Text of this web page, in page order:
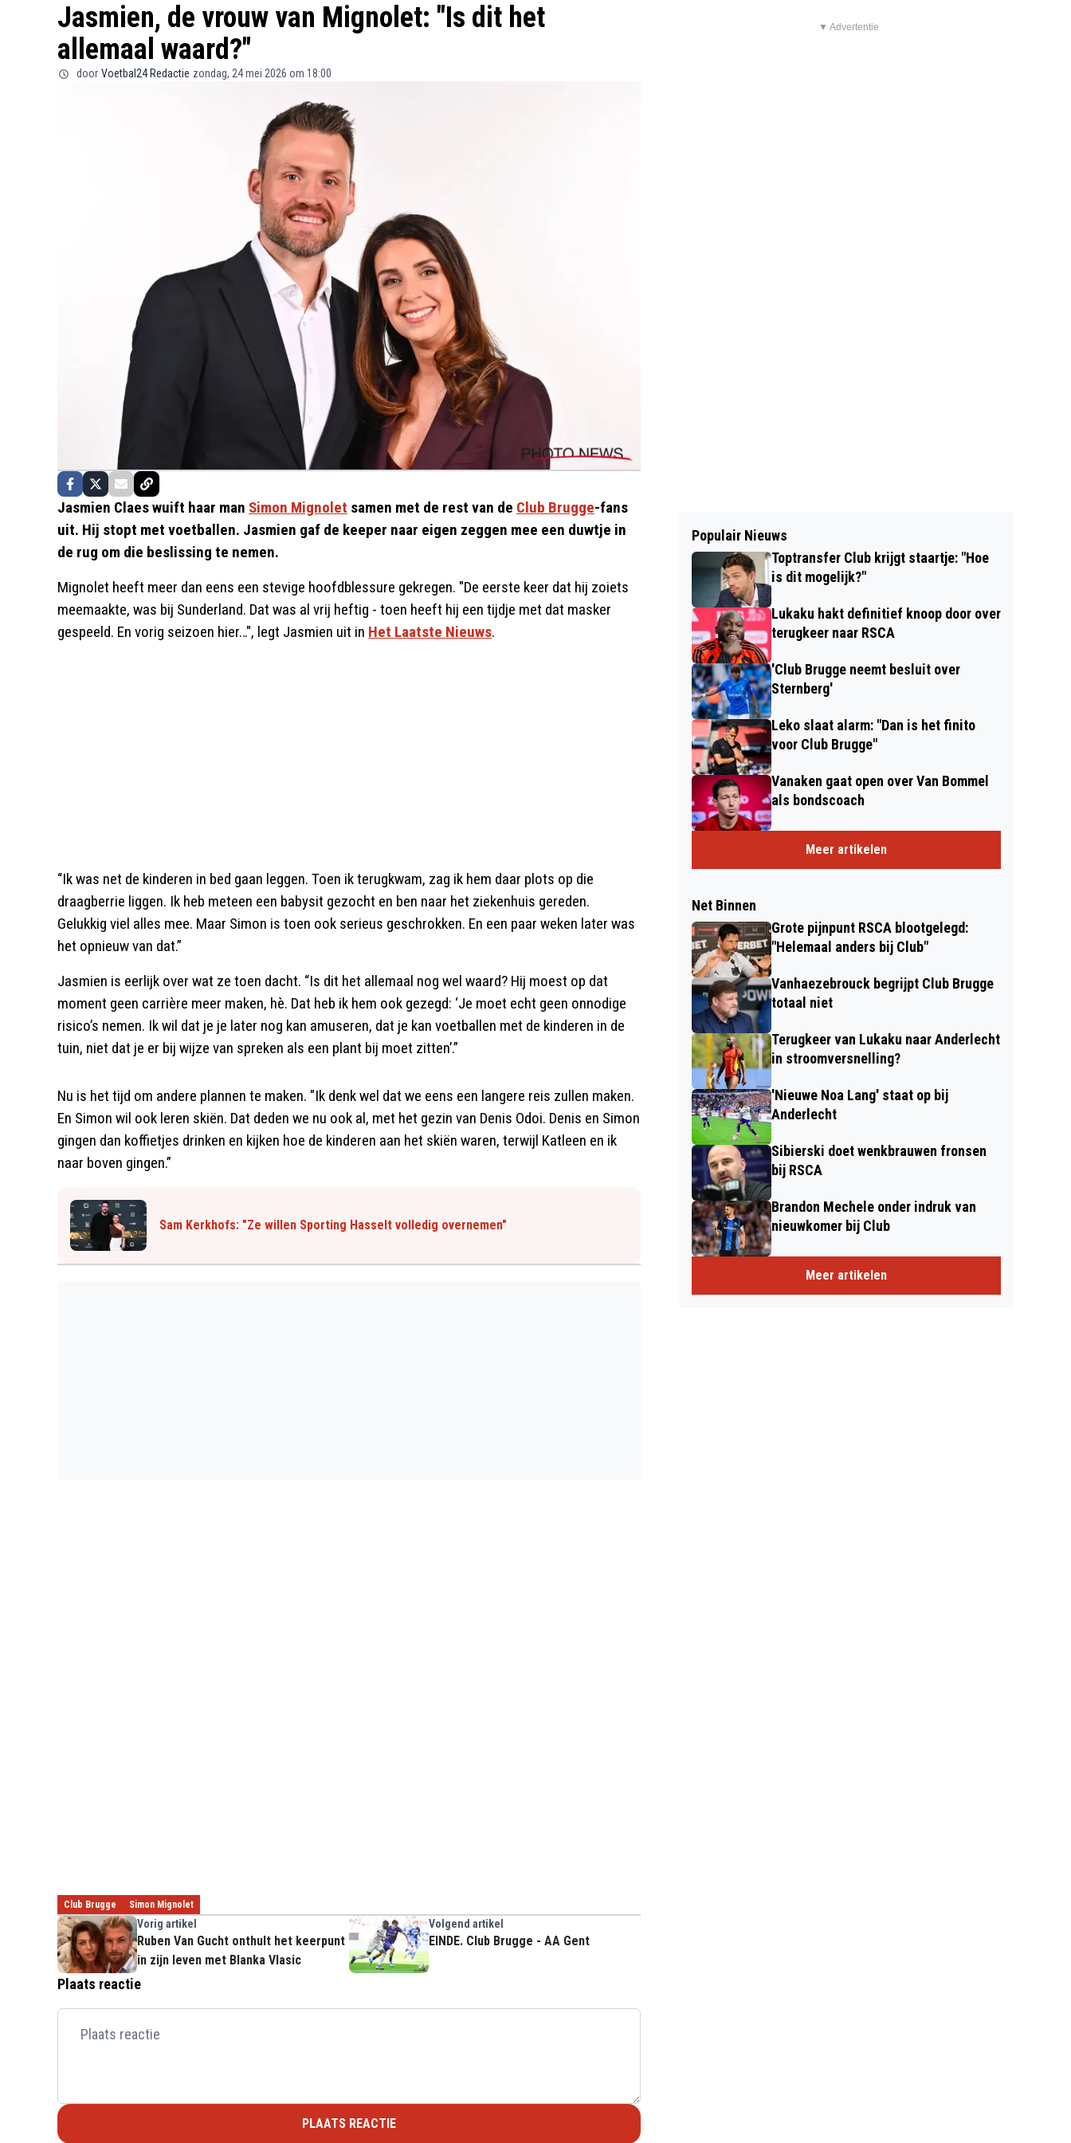
Jasmien, de vrouw van Mignolet: "Is dit het
allemaal waard?"
door Voetbal24 Redactie zondag, 24 mei 2026 om 18:00
Jasmien Claes wuift haar man Simon Mignolet samen met de rest van de Club Brugge-fans
uit. Hij stopt met voetballen. Jasmien gaf de keeper naar eigen zeggen mee een duwtje in
de rug om die beslissing te nemen.
Mignolet heeft meer dan eens een stevige hoofdblessure gekregen. "De eerste keer dat hij zoiets
meemaakte, was bij Sunderland. Dat was al vrij heftig - toen heeft hij een tijdje met dat masker
gespeeld. En vorig seizoen hier…", legt Jasmien uit in Het Laatste Nieuws.
“Ik was net de kinderen in bed gaan leggen. Toen ik terugkwam, zag ik hem daar plots op die
draagberrie liggen. Ik heb meteen een babysit gezocht en ben naar het ziekenhuis gereden.
Gelukkig viel alles mee. Maar Simon is toen ook serieus geschrokken. En een paar weken later was
het opnieuw van dat.”
Jasmien is eerlijk over wat ze toen dacht. “Is dit het allemaal nog wel waard? Hij moest op dat
moment geen carrière meer maken, hè. Dat heb ik hem ook gezegd: ‘Je moet echt geen onnodige
risico’s nemen. Ik wil dat je je later nog kan amuseren, dat je kan voetballen met de kinderen in de
tuin, niet dat je er bij wijze van spreken als een plant bij moet zitten’.”
Nu is het tijd om andere plannen te maken. "Ik denk wel dat we eens een langere reis zullen maken.
En Simon wil ook leren skiën. Dat deden we nu ook al, met het gezin van Denis Odoi. Denis en Simon
gingen dan koffietjes drinken en kijken hoe de kinderen aan het skiën waren, terwijl Katleen en ik
naar boven gingen.”
Sam Kerkhofs: "Ze willen Sporting Hasselt volledig overnemen"
Club Brugge Simon Mignolet
Vorig artikel
Ruben Van Gucht onthult het keerpunt
in zijn leven met Blanka Vlasic
Volgend artikel
EINDE. Club Brugge - AA Gent
Plaats reactie
PLAATS REACTIE
▼ Advertentie
Populair Nieuws
Toptransfer Club krijgt staartje: "Hoe
is dit mogelijk?"
Lukaku hakt definitief knoop door over
terugkeer naar RSCA
'Club Brugge neemt besluit over
Sternberg'
Leko slaat alarm: "Dan is het finito
voor Club Brugge"
Vanaken gaat open over Van Bommel
als bondscoach
Meer artikelen
Net Binnen
Grote pijnpunt RSCA blootgelegd:
"Helemaal anders bij Club"
Vanhaezebrouck begrijpt Club Brugge
totaal niet
Terugkeer van Lukaku naar Anderlecht
in stroomversnelling?
'Nieuwe Noa Lang' staat op bij
Anderlecht
Sibierski doet wenkbrauwen fronsen
bij RSCA
Brandon Mechele onder indruk van
nieuwkomer bij Club
Meer artikelen